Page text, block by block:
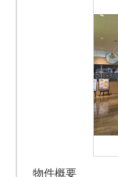
物件概要